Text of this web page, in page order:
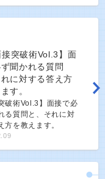
破術Vol.3】面接で必
る質問と、それに対
方を教えます。